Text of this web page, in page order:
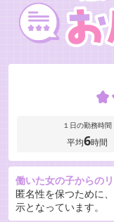
１日の勤務時間
平均6時間
働いた女の子からの
匿名性を保つために
示となっています。